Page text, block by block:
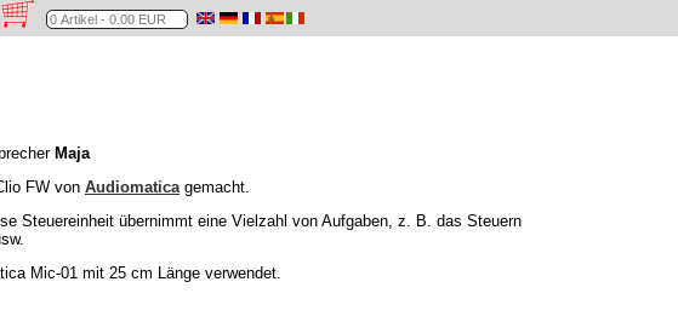
Maja
FW von Audiomaticagemacht.
Steuereinheit übernimmt eine Vielzahl von Aufgaben, z. B. das Steuern
Mic-01 mit 25 cm Länge verwendet.